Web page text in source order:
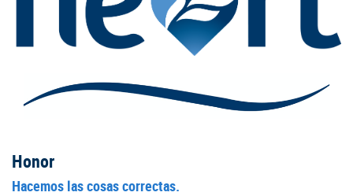
Honor
Hacemos las cosas correctas.